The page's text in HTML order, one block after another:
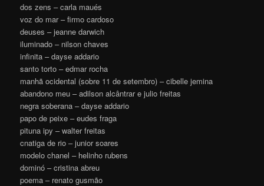
dos zens – carla maués
voz do mar – firmo cardoso
deuses – jeanne darwich
iluminado – nilson chaves
infinita – dayse addario
santo torto – edmar rocha
manhã ocidental (sobre 11 de setembro) – cibelle jemina
abandono meu – adilson alcântrar e julio freitas
negra soberana – dayse addario
papo de peixe – eudes fraga
pituna ipy – walter freitas
cnatiga de rio – junior soares
modelo chanel – helinho rubens
dominó – cristina abreu
poema – renato gusmão